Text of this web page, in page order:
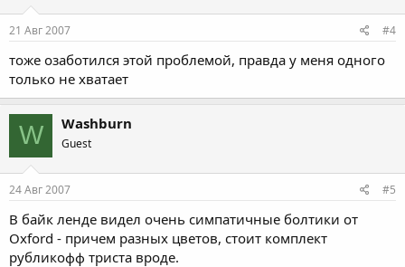
21 Авг 2007 #4
тоже озаботился этой проблемой, правда у меня одного
только не хватает
W Washburn
Guest
24 Авг 2007 #5
В байк ленде видел очень симпатичные болтики от
Oxford - причем разных цветов, стоит комплект
рубликофф триста вроде.